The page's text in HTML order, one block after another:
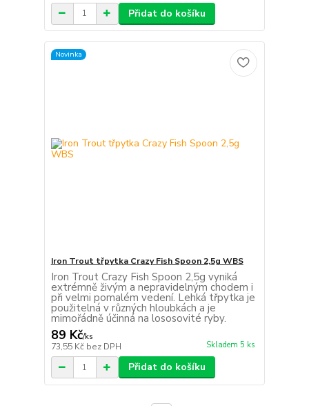
Přidat do košíku
Novinka
Iron Trout třpytka Crazy Fish Spoon 2,5g WBS
Iron Trout Crazy Fish Spoon 2,5g vyniká
extrémně živým a nepravidelným chodem i
při velmi pomalém vedení. Lehká třpytka je
použitelná v různých hloubkách a je
mimořádně účinná na lososovité ryby.
89 Kč/ks
73,55 Kč bez DPH Skladem 5 ks
Přidat do košíku